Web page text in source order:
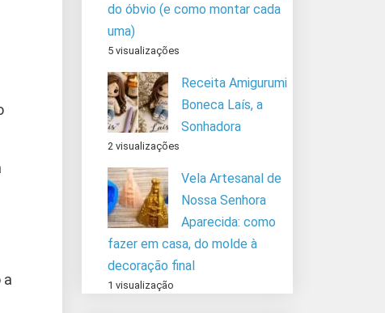
a
do óbvio (e como montar cada
uma)
5 visualizações
Receita Amigurumi
Boneca Laís, a
Sonhadora
2 visualizações
Vela Artesanal de
Nossa Senhora
Aparecida: como
fazer em casa, do molde à
decoração final
1 visualização